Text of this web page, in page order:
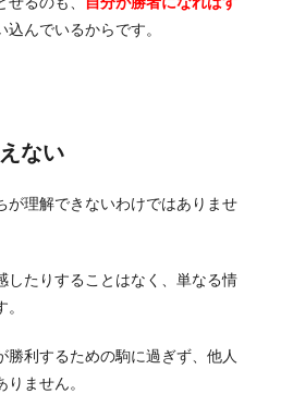
込んでいるからです。
ない
が理解できないわけではありませ
したりすることはなく、単なる情
勝利するための駒に過ぎず、他人
ません。